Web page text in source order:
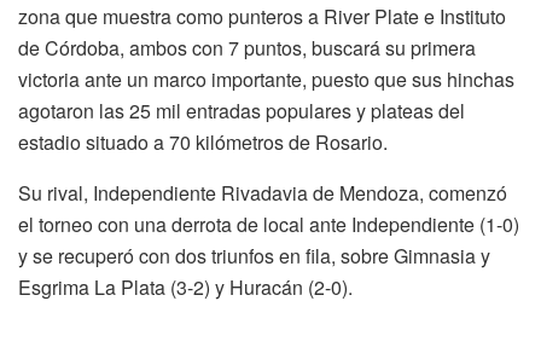
zona que muestra como punteros a River Plate e Instituto
de Córdoba, ambos con 7 puntos, buscará su primera
victoria ante un marco importante, puesto que sus hinchas
agotaron las 25 mil entradas populares y plateas del
estadio situado a 70 kilómetros de Rosario.
Su rival, Independiente Rivadavia de Mendoza, comenzó
el torneo con una derrota de local ante Independiente (1-0)
y se recuperó con dos triunfos en fila, sobre Gimnasia y
Esgrima La Plata (3-2) y Huracán (2-0).